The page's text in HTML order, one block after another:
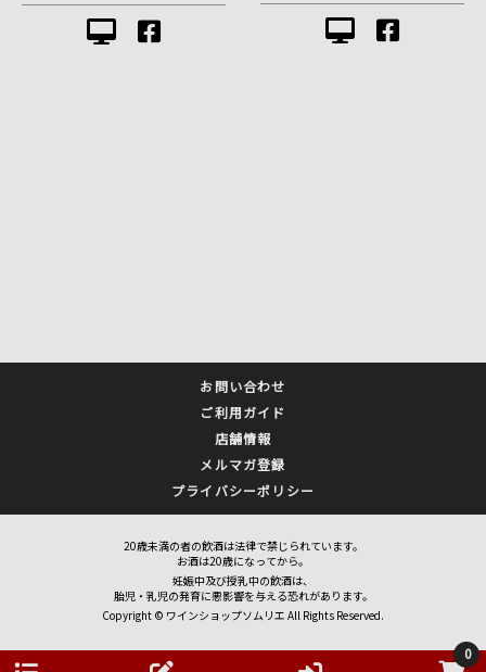
0
お問い合わせ
ご利用ガイド
店舗情報
メルマガ登録
プライバシーポリシー
20歳未満の者の飲酒は法律で禁じられています。
お酒は20歳になってから。
妊娠中及び授乳中の飲酒は、
胎児・乳児の発育に悪影響を与える恐れがあります。
Copyright © ワインショップソムリエ All Rights Reserved.